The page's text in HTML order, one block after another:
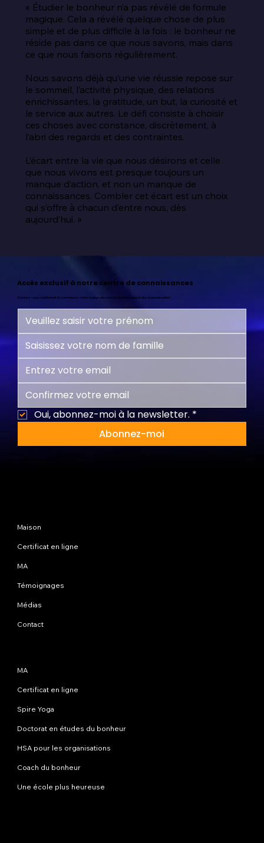
« Étudier le bonheur n’a pas révélé de formule
magique. Cela a révélé quelque chose de plus
simple et de plus difficile à la fois : le bonheur ne
réside pas dans ce que nous savons, mais dans
ce que nous faisons régulièrement.
Nous savons déjà qu’une vie réussie repose sur
le sommeil, l’activité physique, des relations
enrichissantes, la gratitude, un but, la curiosité et
le service aux autres. Le défi consiste à choisir
ces choses avec constance, discrètement, à
l’abri des regards et des contraintes.
L’écart entre la vie que nous désirons et celle
que nous vivons est presque toujours un
manque d’action, et non un manque de
connaissances. Combler cet écart est un choix
qui s’offre à chacun d’entre nous, dès
aujourd’hui. »
Accès exclusif à notre centre de connaissances
Abonnez-vous maintenant et commencez votre voyage vers une vie plus heureuse et plus épanouissante !
Oui, abonnez-moi à la newsletter. *
Abonnez-moi
Maison
Certificat en ligne
MA
Témoignages
Médias
Contact
MA
Certificat en ligne
Spire Yoga
Doctorat en études du bonheur
HSA pour les organisations
Coach du bonheur
Une école plus heureuse